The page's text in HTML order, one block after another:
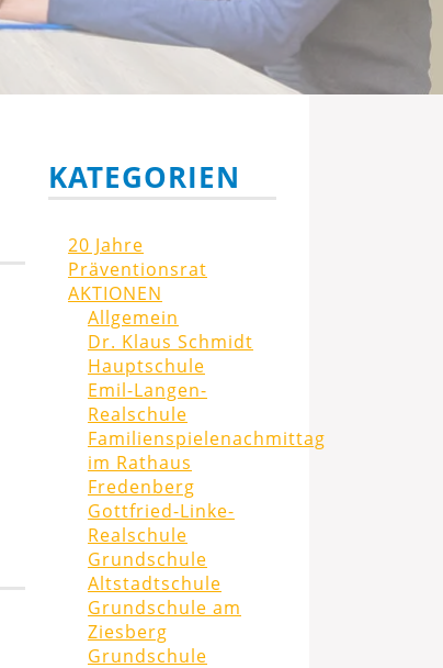
KATEGORIEN
20 Jahre
Präventionsrat
AKTIONEN
Allgemein
Dr. Klaus Schmidt
Hauptschule
Emil-Langen-
Realschule
Familienspielenachmittag
im Rathaus
Fredenberg
Gottfried-Linke-
Realschule
Grundschule
Altstadtschule
Grundschule am
Ziesberg
Grundschule